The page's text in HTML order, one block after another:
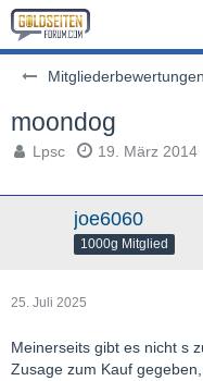
moondog
Lpsc 19. März 2014
joe6060
1000g Mitglied
25. Juli 2025
Meinerseits gibt es nicht s
Zusage zum Kauf